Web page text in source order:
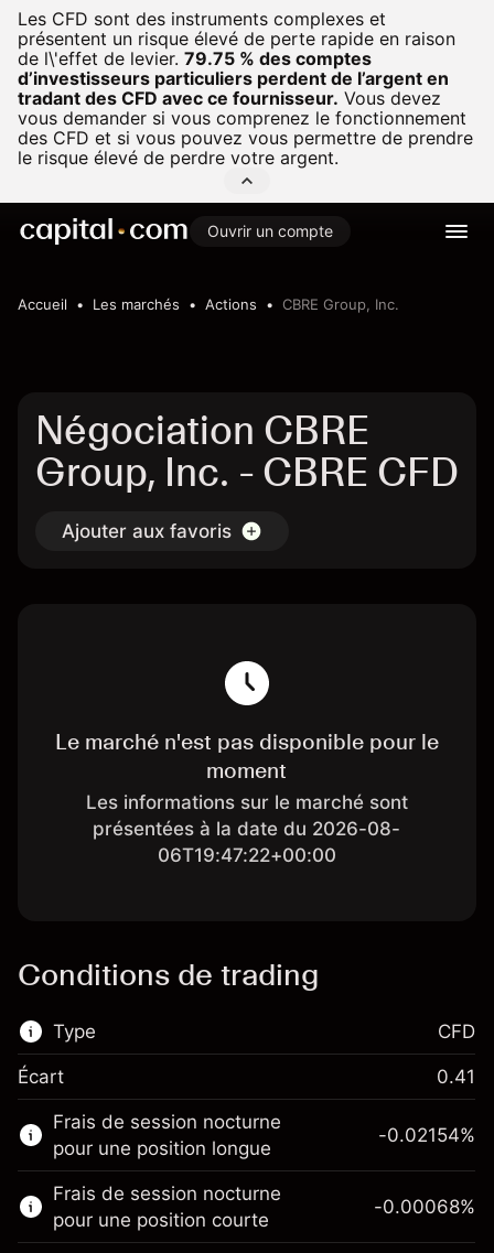
Les CFD sont des instruments complexes et
présentent un risque élevé de perte rapide en raison
de l\'effet de levier. 79.75 % des comptes
d’investisseurs particuliers perdent de l’argent en
tradant des CFD avec ce fournisseur. Vous devez
vous demander si vous comprenez le fonctionnement
des CFD et si vous pouvez vous permettre de prendre
le risque élevé de perdre votre argent.
Ouvrir un compte
Accueil Les marchés Actions CBRE Group, Inc.
Négociation CBRE
Group, Inc. - CBRE CFD
Ajouter aux favoris
Le marché n'est pas disponible pour le
moment
Les informations sur le marché sont
présentées à la date du 2026-08-
06T19:47:22+00:00
Conditions de trading
Type
Ce marché financier est disponible pour le
trading de CFD.
En savoir plus sur :
CFD
CFD
Écart 0.41
Frais de session nocturne
pour une position longue
-0.02154%
Frais de session nocturne
pour une position courte
-0.00068%